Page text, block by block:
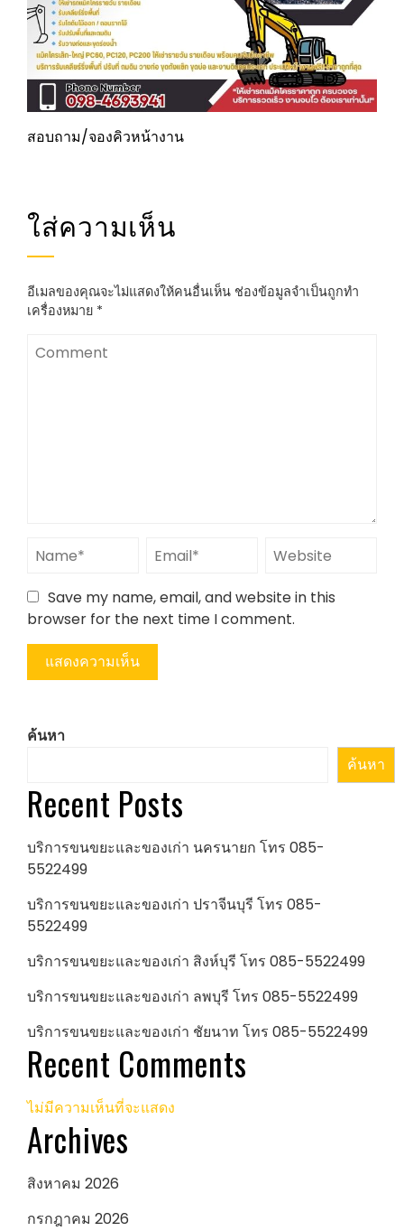
สอบถาม/จองคิวหน้างาน
ใส่ความเห็น
อีเมลของคุณจะไม่แสดงให้คนอื่นเห็น ช่องข้อมูลจำเป็นถูกทำ
เครื่องหมาย *
Save my name, email, and website in this
browser for the next time I comment.
ค้นหา
ค้นหา
Recent Posts
บริการขนขยะและของเก่า นครนายก โทร 085-
5522499
บริการขนขยะและของเก่า ปราจีนบุรี โทร 085-
5522499
บริการขนขยะและของเก่า สิงห์บุรี โทร 085-5522499
บริการขนขยะและของเก่า ลพบุรี โทร 085-5522499
บริการขนขยะและของเก่า ชัยนาท โทร 085-5522499
Recent Comments
ไม่มีความเห็นที่จะแสดง
Archives
สิงหาคม 2026
กรกฎาคม 2026